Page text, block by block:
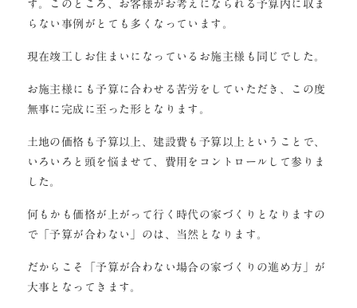
す。このところ、お客様がお考えになられる予算内に収ま
らない事例がとても多くなっています。
現在竣工しお住まいになっているお施主様も同じでした。
お施主様にも予算に合わせる苦労をしていただき、この度
無事に完成に至った形となります。
土地の価格も予算以上、建設費も予算以上ということで、
いろいろと頭を悩ませて、費用をコントロールして参りま
した。
何もかも価格が上がって行く時代の家づくりとなりますの
で「予算が合わない」のは、当然となります。
だからこそ「予算が合わない場合の家づくりの進め方」が
大事となってきます。